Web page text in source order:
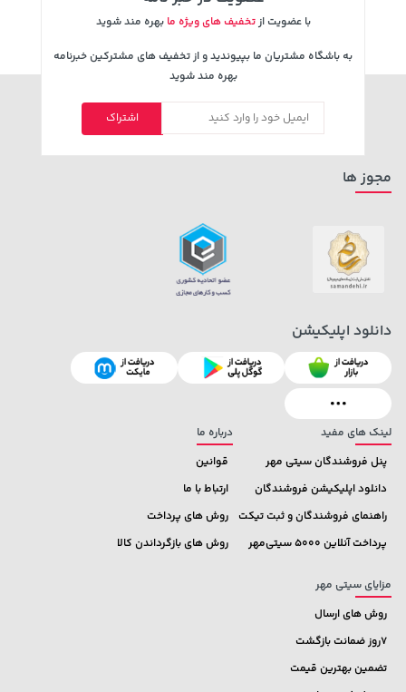
خرید 22,880,000 تومان
2,729,000 تومان خرید
238,000 تومان
289,900
با عضویت ازتخفیف های ویژه ما بهره مند شوید
به باشگاه مشتریان ما بپیوندید و از تخفیف های مشترکین خبرنامه
بهره مند شوید
اشتراک
لینک های مفید
پنل فروشندگان سیتی مهر
دانلود اپلیکیشن فروشندگان
راهنمای فروشندگان و ثبت تیکت
پرداخت آنلاین 5000 سیتی‌مهر
درباره ما
قوانین
ارتباط با ما
روش های پرداخت
روش های بازگرداندن کالا
مزایای سیتی مهر
روش های ارسال
7روز ضمانت بازگشت
تضمین بهترین قیمت
مجوز ها
دانلود اپلیکیشن